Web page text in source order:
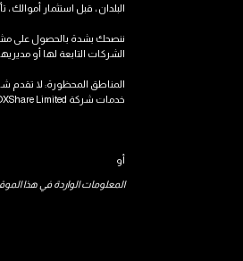
البلدان ، قبل استثمار
الشركات التابعة لها أو
خدمات شركة OXShare Limited غير مخصصة للتوزيع على أي شخص أو استخدامه في أي دولة أو نطاق قضائي يكون فيه هذا التوزيع أو الاستخدام مخالفًا للقانون أو اللوائح المحلية.
أو
المعلومات الواردة في هذا